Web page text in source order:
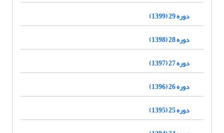
دوره 29 (1399)
دوره 28 (1398)
دوره 27 (1397)
دوره 26 (1396)
دوره 25 (1395)